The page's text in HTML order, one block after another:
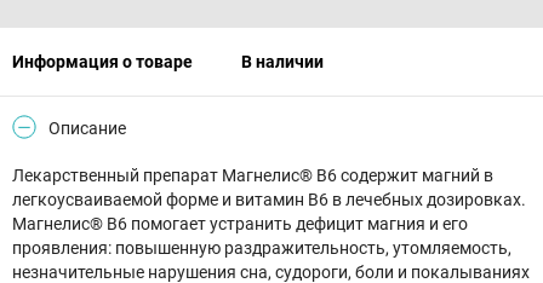
Информация о товаре В наличии
Описание
Лекарственный препарат Магнелис® В6 содержит магний в
легкоусваиваемой форме и витамин В6 в лечебных дозировках.
Магнелис® В6 помогает устранить дефицит магния и его
проявления: повышенную раздражительность, утомляемость,
незначительные нарушения сна, судороги, боли и покалываниях